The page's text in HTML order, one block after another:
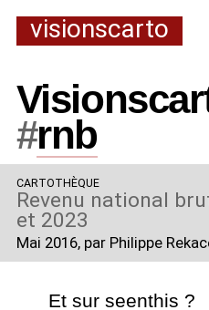
visionscarto
#rnb
CARTOTHÈQUE
Revenu national
et 2023
Mai 2016, par Philippe
Et sur seenthis ?